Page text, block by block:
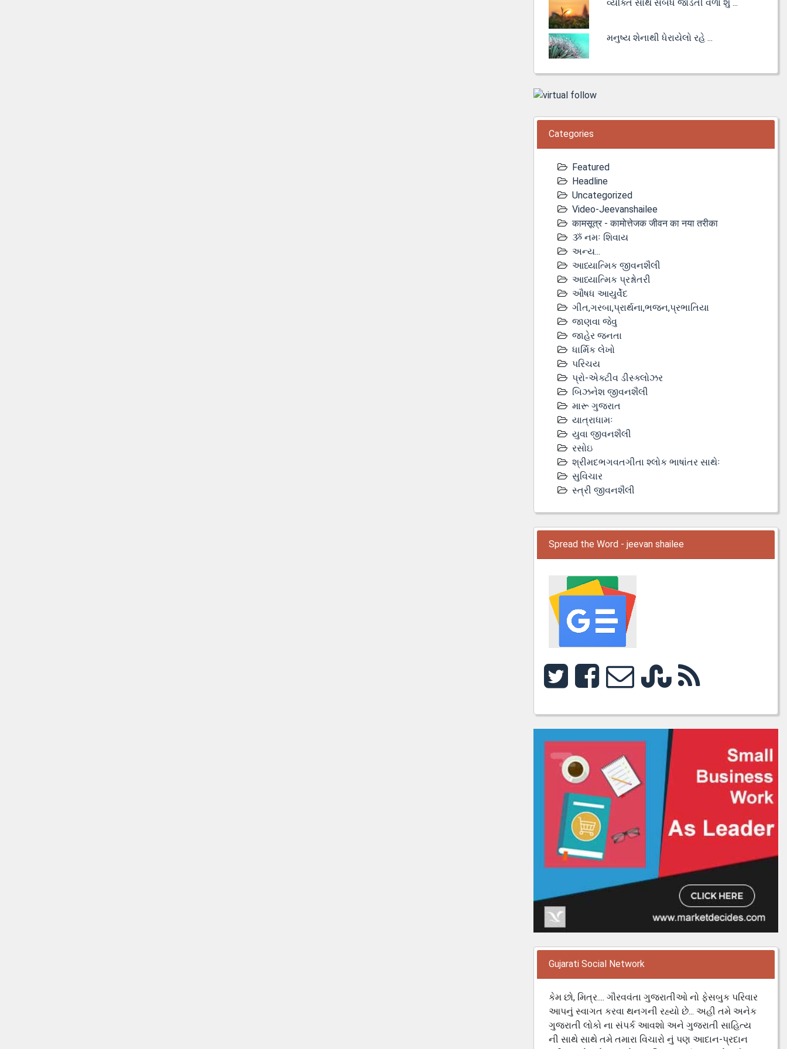
વ્યક્તિ સાથે સંબંધ જોડતી વેળા શું ...
મનુષ્ય શેનાથી ધેરાયેલો રહે ...
Categories
Featured
Headline
Uncategorized
Video-Jeevanshailee
कामसूत्र - कामोत्तेजक जीवन का नया तरीका
ૐ નમઃ શિવાય
અન્ય...
આધ્યાત્મિક જીવનશૈલી
આધ્યાત્મિક પ્રશ્નોતરી
ઔષધ આયુર્વેદ
ગીત,ગરબા,પ્રાર્થના,ભજન,પ્રભાતિયા
જાણવા જેવુ
જાહેર જનતા
ધાર્મિક લેખો
પરિચય
પ્રો-એક્ટીવ ડીસ્‍ક્લોઝર
બિઝનેશ જીવનશૈલી
મારૂ ગુજરાત
યાત્રાધામઃ
યુવા જીવનશૈલી
રસોઇ
શ્રીમદભગવતગીતા શ્લોક ભાષાંતર સાથેઃ
સુવિચાર
સ્ત્રી જીવનશૈલી
Spread the Word - jeevan shailee
Gujarati Social Network
કેમ છો, મિત્ર.... ગૌરવવંતા ગુજરાતીઓ નો ફેસબુક પરિવાર
આપનું સ્વાગત કરવા થનગની રહ્યો છે... અહી તમે અનેક
ગુજરાતી લોકો ના સંપર્ક આવશો અને ગુજરાતી સાહિત્ય
ની સાથે સાથે તમે તમારા વિચારો નું પણ આદાન-પ્રદાન